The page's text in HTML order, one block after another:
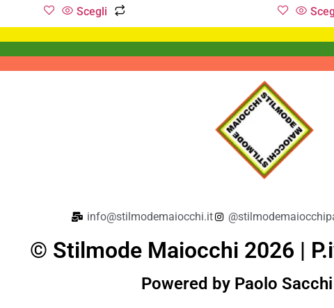
Scegli
info@stilmodemaiocchi.it
© Stilmode Maiocchi 2026 |
Powered by Paolo